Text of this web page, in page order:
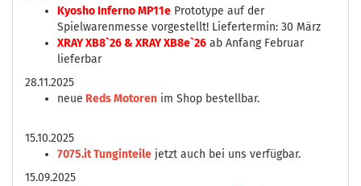
Kyosho Inferno MP11e Prototype auf der
Spielwarenmesse vorgestellt! Liefertermin: 30 März
XRAY XB8`26 & XRAY XB8e`26 ab Anfang Februar
lieferbar
28.11.2025
neue Reds Motoren im Shop bestellbar.
15.10.2025
7075.it Tunginteile jetzt auch bei uns verfügbar.
15.09.2025